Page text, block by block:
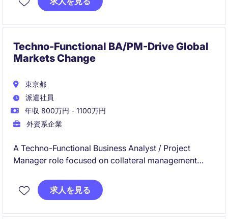
ル変革の実現に携わることができます。
Techno-Functional BA/PM-Drive Global
Markets Change
東京都
派遣社員
年収 800万円 - 1100万円
外資系企業
A Techno-Functional Business Analyst / Project
Manager role focused on collateral management
will own requirements end-to-end while partnering
across business and technology to deliver regulatory
求人を見る